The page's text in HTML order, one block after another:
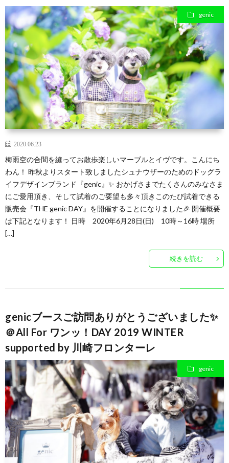
住
ミ
ニ
シ
ュ
の
ロ
子
ラ
ブ
genic
2020.06.23
梅雨空の合間を縫ってお散歩楽しいマーブルとイヴです。こんにち
わん！ 昨秋よりスタート致しましたシュナウザーのためのドッグラ
イフデザインブランド『genic』✨ おかげさまでたくさんのみなさま
にご愛用頂き、そして試着のご要望も多々頂きこのたび試着できる
販売会『THE genic DAY』を開催することになりました🎉 開催概要
は下記となります！ 日時 2020年6月28日(日) 10時～16時 場所
[…]
続きを読む
genicブースご訪問ありがとうございました✨
＠All For ワンッ！DAY 2019 WINTER
supported by 川崎フロンターレ
genic